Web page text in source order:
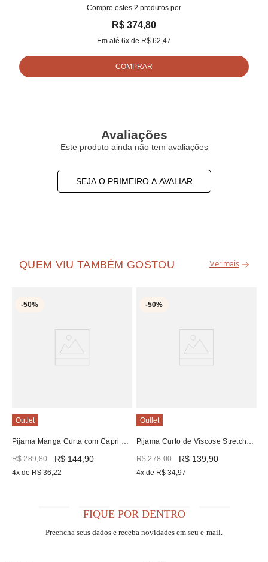
Compre estes 2 produtos por
R$ 374,80
Em até 6x de R$ 62,47
COMPRAR
Avaliações
Este produto ainda não tem avaliações
SEJA O PRIMEIRO A AVALIAR
QUEM VIU TAMBÉM GOSTOU
-50%
Outlet
Pijama Manga Curta com Capri de
R$ 289,80 R$ 144 ,90
4x de R$ 36,22
-50%
Outlet
Pijama Curto de Viscose Stretch
R$ 278,00 R$ 139 ,90
4x de R$ 34,97
FIQUE POR DENTRO
Preencha seus dados e receba novidades em seu e-mail.